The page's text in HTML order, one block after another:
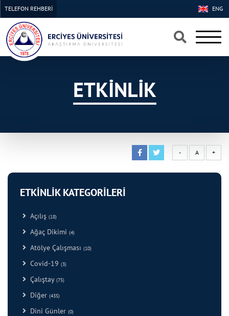
×
×
ENG
TELEFON REHBERİ
ETKİNLİK
- A +
ETKİNLİK KATEGORİLERİ
Açılış (18)
Ağaç Dikimi (4)
Atölye Çalışması (10)
Covid-19 (3)
Çalıştay (75)
Diğer (435)
Dini Günler (0)